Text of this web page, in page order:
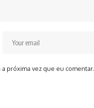
próxima vez que eu comentar.